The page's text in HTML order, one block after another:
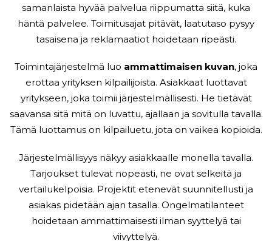
samanlaista hyvää palvelua riippumatta siitä, kuka
häntä palvelee. Toimitusajat pitävät, laatutaso pysyy
tasaisena ja reklamaatiot hoidetaan ripeästi.
Toimintajärjestelmä luo ammattimaisen kuvan, joka
erottaa yrityksen kilpailijoista. Asiakkaat luottavat
yritykseen, joka toimii järjestelmällisesti. He tietävät
saavansa sitä mitä on luvattu, ajallaan ja sovitulla tavalla.
Tämä luottamus on kilpailuetu, jota on vaikea kopioida.
Järjestelmällisyys näkyy asiakkaalle monella tavalla.
Tarjoukset tulevat nopeasti, ne ovat selkeitä ja
vertailukelpoisia. Projektit etenevät suunnitellusti ja
asiakas pidetään ajan tasalla. Ongelmatilanteet
hoidetaan ammattimaisesti ilman syyttelyä tai
viivyttelyä.